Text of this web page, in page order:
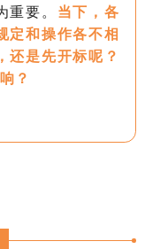
要。 当下，各
定和操作各不相
还是先开标呢？
？